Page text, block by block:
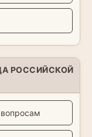
РОССИЙСКОЙ